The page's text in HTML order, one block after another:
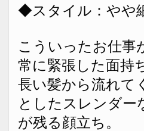
◆スタイル：やや
こういったお仕事
常に緊張した面持
長い髪から流れて
としたスレンダー
が残る顔立ち。